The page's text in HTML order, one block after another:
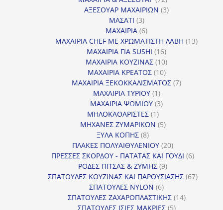
προϊόντα
ΑΞΕΣΟΥΑΡ ΜΑΧΑΙΡΙΩΝ 33
ΜΑΣΑΤΙ 33
προϊόντα
ΜΑΧΑΙΡΙΑ 66
προϊόντα
ΜΑΧΑΙΡΙΑ CHEF ΜΕ ΧΡΩΜΑΤΙΣΤΗ ΛΑΒΗ 1313
ΜΑΧΑΙΡΙΑ ΓΙΑ SUSHI 1616
προϊόντα
ΜΑΧΑΙΡΙΑ ΚΟΥΖΙΝΑΣ 1010
προϊόντα
ΜΑΧΑΙΡΙΑ ΚΡΕΑΤΟΣ 1010
προϊόντα
ΜΑΧΑΙΡΙΑ ΞΕΚΟΚΚΑΛΙΣΜΑΤΟΣ 77
ΜΑΧΑΙΡΙΑ ΤΥΡΙΟΥ 11
προϊόν
ΜΑΧΑΙΡΙΑ ΨΩΜΙΟΥ 33
ΜΗΛΟΚΑΘΑΡΙΣΤΕΣ 11
προϊόν
ΜΗΧΑΝΕΣ ΖΥΜΑΡΙΚΩΝ 55
ΞΥΛΑ ΚΟΠΗΣ 88
προϊόντα
ΠΛΑΚΕΣ ΠΟΛΥΑΙΘΥΛΕΝΙΟΥ 2020
προϊόντα
ΠΡΕΣΣΕΣ ΣΚΟΡΔΟΥ - ΠΑΤΑΤΑΣ ΚΑΙ ΓΟΥΔΙ 66
ΡΟΔΕΣ ΠΙΤΣΑΣ & ΖΥΜΗΣ 99
προϊόντα
ΣΠΑΤΟΥΛΕΣ ΚΟΥΖΙΝΑΣ ΚΑΙ ΠΑΡΟΥΣΙΑΣΗΣ 6767
ΣΠΑΤΟΥΛΕΣ NYLON 66
προϊόντα
ΣΠΑΤΟΥΛΕΣ ΖΑΧΑΡΟΠΛΑΣΤΙΚΗΣ 1414
ΣΠΑΤΟΥΛΕΣ ΙΣΙΕΣ ΜΑΚΡΙΕΣ 55